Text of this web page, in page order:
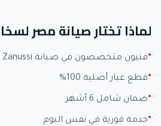
لماذا تختار صيانة مصر
فنيون متخصصون في صيانة Zanussi بخبرة +15 عاماً
قطع غيار أصلية 100%
ضمان شامل 6 أشهر
خدمة فورية في نفس اليوم